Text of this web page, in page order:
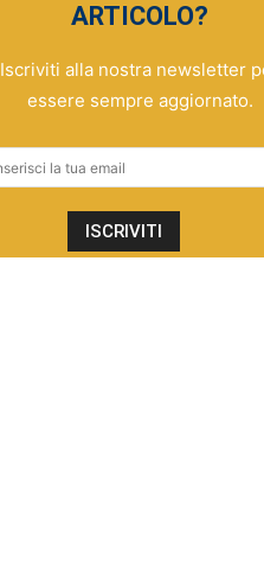
ARTICOLO?
Iscriviti alla nostra newsletter
essere sempre aggiornato.